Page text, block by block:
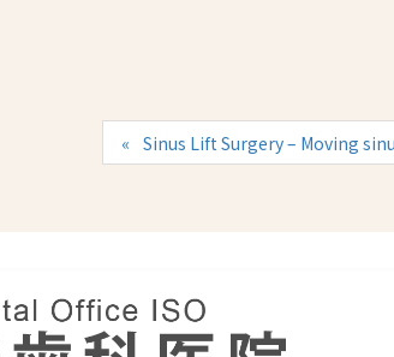
Sinus Lift Surgery – Moving